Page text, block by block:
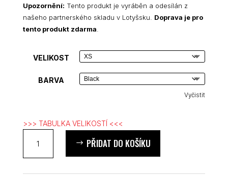
Upozornění: Tento produkt je vyráběn a odesílán z
našeho partnerského skladu v Lotyšsku. Doprava je pro
tento produkt zdarma
VELIKOST
BARVA
Vyčistit
>>> TABULKA VELIKOSTÍ <<<
Fascism
crop
PŘIDAT DO KOŠÍKU